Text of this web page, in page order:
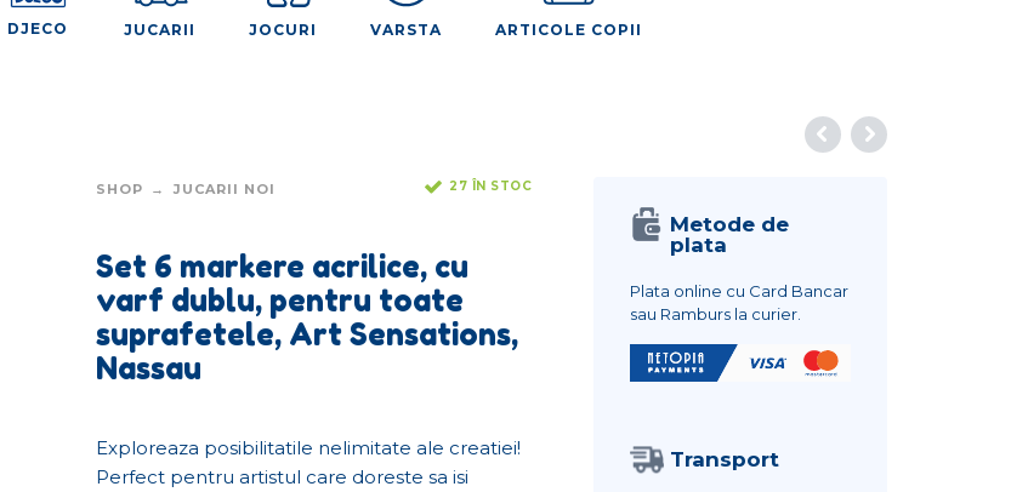
DJECO JUCARII JOCURI VARSTA ARTICOLE COPII
SHOP JUCARII NOI 27 ÎN STOC
Set 6 markere acrilice, cu
varf dublu, pentru toate
suprafetele, Art Sensations,
Nassau
Exploreaza posibilitatile nelimitate ale creatiei!
Perfect pentru artistul care doreste sa isi
Metode de
plata
Plata online cu Card Bancar
sau Ramburs la curier.
Transport